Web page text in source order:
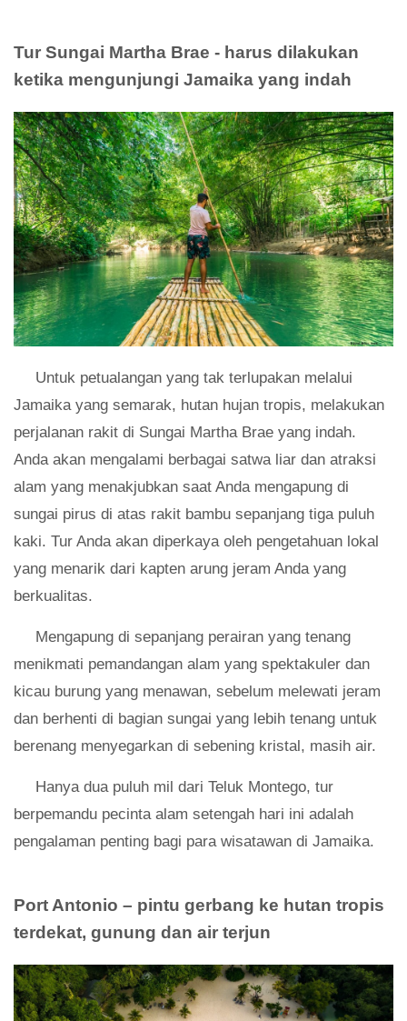
Tur Sungai Martha Brae - harus dilakukan
ketika mengunjungi Jamaika yang indah
Untuk petualangan yang tak terlupakan melalui
Jamaika yang semarak, hutan hujan tropis, melakukan
perjalanan rakit di Sungai Martha Brae yang indah.
Anda akan mengalami berbagai satwa liar dan atraksi
alam yang menakjubkan saat Anda mengapung di
sungai pirus di atas rakit bambu sepanjang tiga puluh
kaki. Tur Anda akan diperkaya oleh pengetahuan lokal
yang menarik dari kapten arung jeram Anda yang
berkualitas.
Mengapung di sepanjang perairan yang tenang
menikmati pemandangan alam yang spektakuler dan
kicau burung yang menawan, sebelum melewati jeram
dan berhenti di bagian sungai yang lebih tenang untuk
berenang menyegarkan di sebening kristal, masih air.
Hanya dua puluh mil dari Teluk Montego, tur
berpemandu pecinta alam setengah hari ini adalah
pengalaman penting bagi para wisatawan di Jamaika.
Port Antonio – pintu gerbang ke hutan tropis
terdekat, gunung dan air terjun